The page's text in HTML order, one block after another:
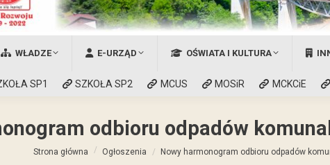
WŁADZE E-URZĄD OŚWIATA I KULTURA
SP1 SZKOŁA SP2 MCUS MOSiR MCKCiE
odbioru odpadów
Jesteś tutaj:
Strona główna Ogłoszenia Nowy harmonogram odbioru odpadów